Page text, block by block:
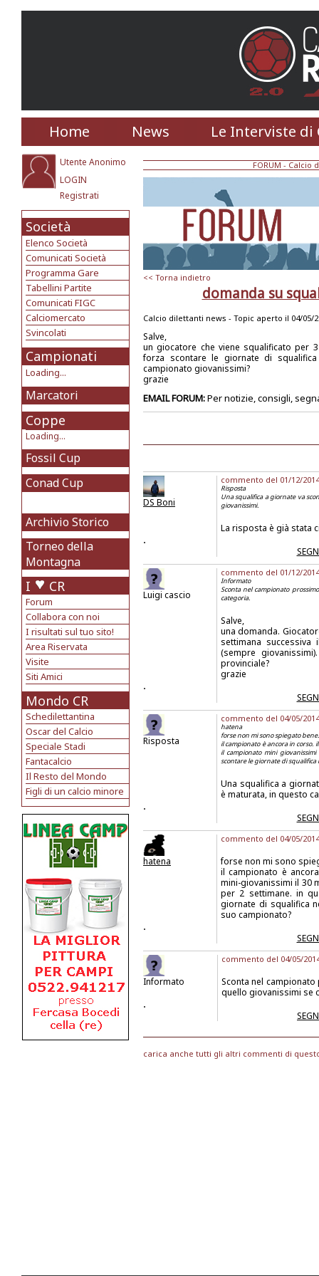
Home News Le Interviste di
Utente Anonimo
LOGIN
Registrati
Società
Elenco Società
Comunicati Società
Programma Gare
Tabellini Partite
Comunicati FIGC
Calciomercato
Svincolati
Campionati
Loading...
Marcatori
Coppe
Loading...
Fossil Cup
Conad Cup
Archivio Storico
Torneo della
Montagna
I CR
Forum
Collabora con noi
I risultati sul tuo sito!
Area Riservata
Visite
Siti Amici
Mondo CR
Schedilettantina
Oscar del Calcio
Speciale Stadi
Fantacalcio
Il Resto del Mondo
Figli di un calcio minore
FORUM - Calcio
<< Torna indietro
domanda su
Calcio dilettanti news - Topic aperto il 04/05/
Salve,
un giocatore che viene squalificato per
forza scontare le giornate di
campionato giovanissimi?
grazie
EMAIL FORUM:Per notizie, consigli,
DS Boni
commento del 01/12/
Risposta
Una squalifica a giornate va
giovanissimi.
La risposta è già stata
.
Luigi cascio
commento del 01/12/
Informato
Sconta nel campionato
categoria.
Salve,
una domanda.
settimana
(sempre
provinciale?
grazie
.
Risposta
commento del 04/05/
hatena
forse non mi sono spiegato bene.
il campionato è ancora in corso.
il campionato mini
scontare le giornate di squalifica
Una squalifica a
è maturata, in questo
.
hatena
commento del 04/05/
forse non mi sono
il campionato è
mini-giovanissimi il 30
per 2 settimane. in
giornate di squalifica
suo campionato?
.
Informato
commento del 04/05/
Sconta nel
quello giovanissimi se
.
carica anche tutti gli altri commenti di